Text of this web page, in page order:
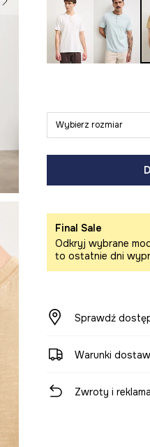
Wybierz rozmiar
Final Sale
Odkryj wybrane
to ostatnie dni
Sprawdź
Warunki
Zwroty i